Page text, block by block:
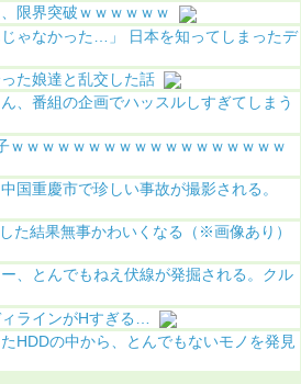
限界突破ｗｗｗｗｗｗ
ゃなかった…」 日本を知ってしまったデ
た娘達と乱交した話
、番組の企画でハッスルしすぎてしまう
ｗｗｗｗｗｗｗｗｗｗｗｗｗｗｗｗｗｗ
国重慶市で珍しい事故が撮影される。
た結果無事かわいくなる（※画像あり）
ー、とんでもねえ伏線が発掘される。クル
ラインがHすぎる…
HDDの中から、とんでもないモノを発見